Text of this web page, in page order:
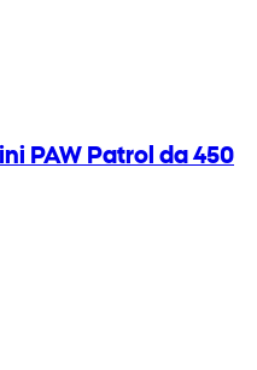
PAW Patrol da 450